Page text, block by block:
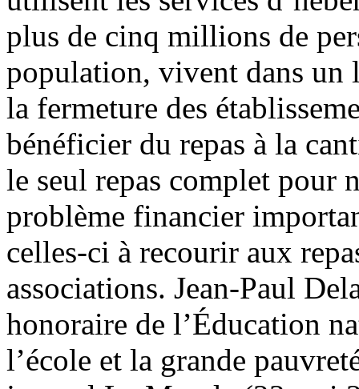
plus de cinq millions de
population, vivent dans un
la fermeture des
bénéficier du repas à la
le seul repas complet pour
problème financier
celles-ci à recourir aux
associations. Jean-Paul
honoraire de l’Éducation
l’école et la grande